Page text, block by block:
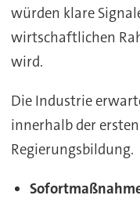
würden klare
wirtschaftlichen
wird.
Die Industrie
innerhalb der ersten
Regierungsbildung.